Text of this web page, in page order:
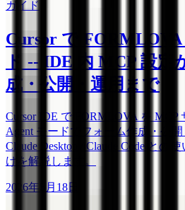
ガイド
Cursor で
ド -- IDE 内 MCP 設
成・公開・運用まで
Cursor IDE で FORMLOVA を MCP
Agent モードでフォーム作成・公
Claude Desktop / Claude Code との
けを解説します。
2026年5月18日